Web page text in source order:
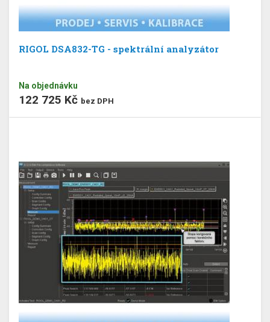
RIGOL DSA832-TG - spektrální analyzátor
Na objednávku
122 725 Kč bez DPH